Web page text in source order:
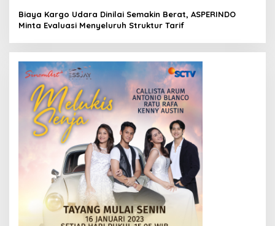
Biaya Kargo Udara Dinilai Semakin Berat, ASPERINDO
Minta Evaluasi Menyeluruh Struktur Tarif